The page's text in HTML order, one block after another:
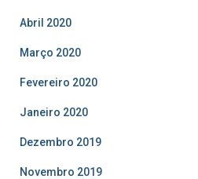
Abril 2020
Março 2020
Fevereiro 2020
Janeiro 2020
Dezembro 2019
Novembro 2019